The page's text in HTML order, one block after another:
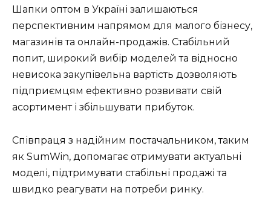
Шапки оптом в Україні залишаються
перспективним напрямом для малого бізнесу,
магазинів та онлайн-продажів. Стабільний
попит, широкий вибір моделей та відносно
невисока закупівельна вартість дозволяють
підприємцям ефективно розвивати свій
асортимент і збільшувати прибуток.
Співпраця з надійним постачальником, таким
як SumWin, допомагає отримувати актуальні
моделі, підтримувати стабільні продажі та
швидко реагувати на потреби ринку.